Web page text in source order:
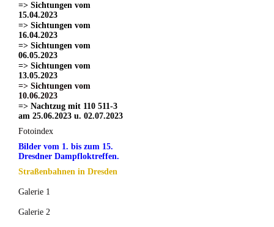
=> Sichtungen vom
15.04.2023
=> Sichtungen vom
16.04.2023
=> Sichtungen vom
06.05.2023
=> Sichtungen vom
13.05.2023
=> Sichtungen vom
10.06.2023
=> Nachtzug mit 110 511-3
am 25.06.2023 u. 02.07.2023
Fotoindex
Bilder vom 1. bis zum 15.
Dresdner Dampfloktreffen.
Straßenbahnen in Dresden
Galerie 1
Galerie 2